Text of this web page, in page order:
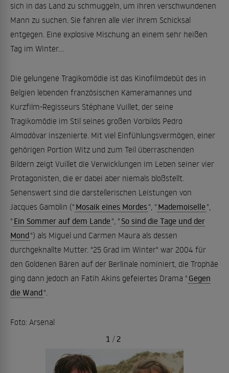
sich in das Land zu schmuggeln, um ihren verschwundenen
Mann zu suchen. Sie fahren alle vier ihrem Schicksal
entgegen. Eine explosive Mischung an einem sehr heißen
Tag im Winter...
Die gelungene Tragikomödie ist das Kinofilmdebüt des in
Belgien lebenden französischen Kameramannes und
Kurzfilm-Regisseurs Stéphane Vuillet, der seine
Tragikomödie im Stil seines großen Vorbilds Pedro
Almodóvar inszenierte. Mit viel Einfühlungsvermögen, einer
gehörigen Portion Witz und zum Teil überraschenden
Bildern zeigt Vuillet die Verwicklungen im Leben seiner vier
Protagonisten, die er dabei aber niemals bloßstellt.
Sehenswert sind die darstellerischen Leistungen von
Jacques Gamblin (" Mosaik eines Mordes", " Mademoiselle ",
" Ein Sommer auf dem Lande ", " So sind die Tage und der
Mond") als Miguel und Carmen Maura als dessen
durchgeknallte Mutter. "25 Grad im Winter" war 2004 für
den Goldenen Bären auf der Berlinale nominiert, die Trophäe
ging dann jedoch an Fatih Akins gefeiertes Drama " Gegen
die Wand".
Foto: Arsenal
1 / 2